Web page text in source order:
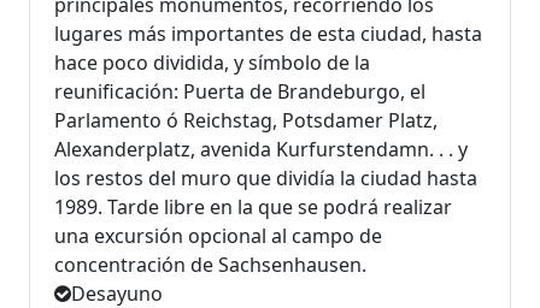
lugares más importantes de esta ciudad, hasta
hace poco dividida, y símbolo de la
reunificación: Puerta de Brandeburgo, el
Parlamento ó Reichstag, Potsdamer Platz,
Alexanderplatz, avenida Kurfurstendamn. . . y
los restos del muro que dividía la ciudad hasta
1989. Tarde libre en la que se podrá realizar
una excursión opcional al campo de
concentración de Sachsenhausen.
Desayuno